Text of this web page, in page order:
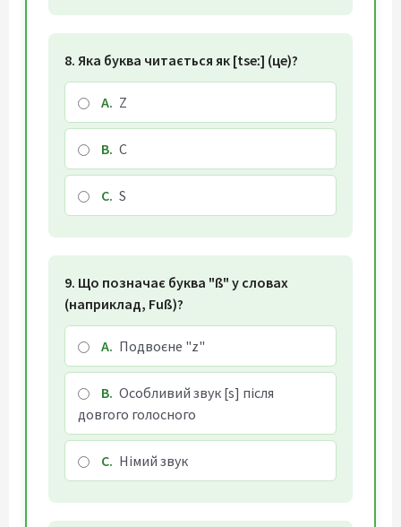
8. Яка буква читається як [tseː] (це)?
A. Z
B. C
C. S
9. Що позначає буква "ß" у словах
(наприклад, Fuß)?
A. Подвоєне "z"
B. Особливий звук [s] після
довгого голосного
C. Німий звук